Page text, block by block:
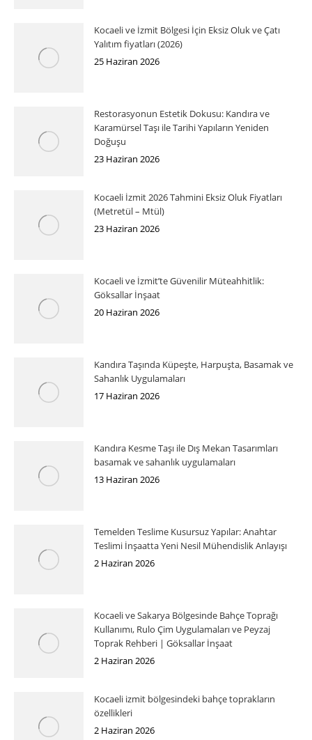
Kocaeli ve İzmit Bölgesi İçin Eksiz Oluk ve Çatı
Yalıtım fiyatları (2026)
25 Haziran 2026
Restorasyonun Estetik Dokusu: Kandıra ve
Karamürsel Taşı ile Tarihi Yapıların Yeniden
Doğuşu
23 Haziran 2026
Kocaeli İzmit 2026 Tahmini Eksiz Oluk Fiyatları
(Metretül – Mtül)
23 Haziran 2026
Kocaeli ve İzmit’te Güvenilir Müteahhitlik:
Göksallar İnşaat
20 Haziran 2026
Kandıra Taşında Küpeşte, Harpuşta, Basamak ve
Sahanlık Uygulamaları
17 Haziran 2026
Kandıra Kesme Taşı ile Dış Mekan Tasarımları
basamak ve sahanlık uygulamaları
13 Haziran 2026
Temelden Teslime Kusursuz Yapılar: Anahtar
Teslimi İnşaatta Yeni Nesil Mühendislik Anlayışı
2 Haziran 2026
Kocaeli ve Sakarya Bölgesinde Bahçe Toprağı
Kullanımı, Rulo Çim Uygulamaları ve Peyzaj
Toprak Rehberi | Göksallar İnşaat
2 Haziran 2026
Kocaeli izmit bölgesindeki bahçe toprakların
özellikleri
2 Haziran 2026